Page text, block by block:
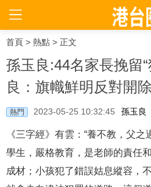
首頁 > 熱點 > 正文
孫玉良:44名家長挽留
良：旗幟鮮明反對開
熱門 2023-05-25 10:32:45 孫玉良
《三字經》有雲：“養不教，父
學生，嚴格教育，是老師的責任
成材；小孩犯了錯誤姑息縱容，